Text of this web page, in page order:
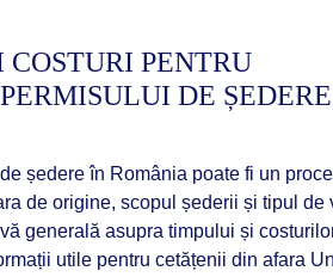
PENTRU
DE
ședere în România poate fi un
de origine, scopul șederii și tipul de
generală asupra timpului și
utile pentru cetățenii din afara